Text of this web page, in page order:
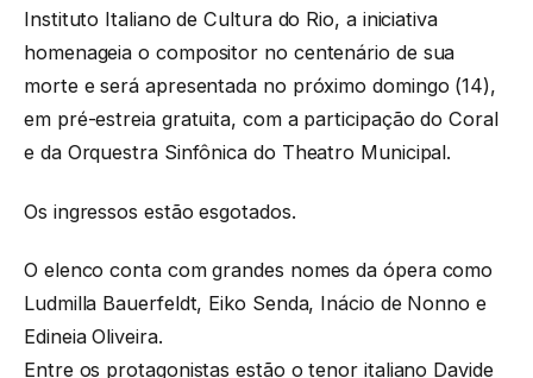
Instituto Italiano de Cultura do Rio, a iniciativa
homenageia o compositor no centenário de sua
morte e será apresentada no próximo domingo (14),
em pré-estreia gratuita, com a participação do Coral
e da Orquestra Sinfônica do Theatro Municipal.
Os ingressos estão esgotados.
O elenco conta com grandes nomes da ópera como
Ludmilla Bauerfeldt, Eiko Senda, Inácio de Nonno e
Edineia Oliveira.
Entre os protagonistas estão o tenor italiano Davide